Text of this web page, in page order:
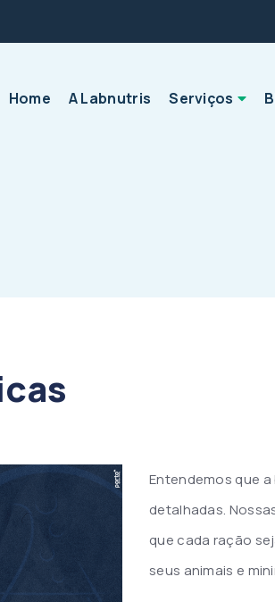
Home A Labnutris Serviços
Entendemos que
detalhadas.
que cada ração
seus animais e